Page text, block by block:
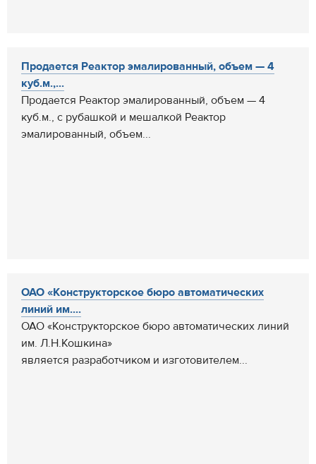
Продается Реактор эмалированный, объем — 4
куб.м.,...
Продается Реактор эмалированный, объем — 4
куб.м., с рубашкой и мешалкой Реактор
эмалированный, объем...
ОАО «Конструкторское бюро автоматических
линий им....
ОАО «Конструкторское бюро автоматических линий
им. Л.Н.Кошкина»
является разработчиком и изготовителем...